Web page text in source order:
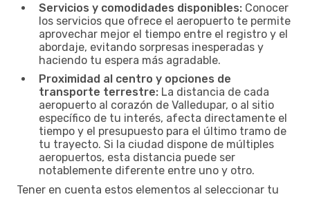
Servicios y comodidades disponibles: Conocer
los servicios que ofrece el aeropuerto te permite
aprovechar mejor el tiempo entre el registro y el
abordaje, evitando sorpresas inesperadas y
haciendo tu espera más agradable.
Proximidad al centro y opciones de
transporte terrestre: La distancia de cada
aeropuerto al corazón de Valledupar, o al sitio
específico de tu interés, afecta directamente el
tiempo y el presupuesto para el último tramo de
tu trayecto. Si la ciudad dispone de múltiples
aeropuertos, esta distancia puede ser
notablemente diferente entre uno y otro.
Tener en cuenta estos elementos al seleccionar tu